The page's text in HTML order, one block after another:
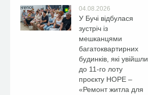
04.08.2026
У Бучі відбулася
зустріч із
мешканцями
багатоквартирних
будинків, які увійшли
до 11-го лоту
проєкту HOPE –
«Ремонт житла для